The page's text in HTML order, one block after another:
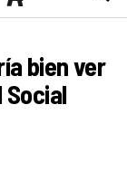
bien ver
Social